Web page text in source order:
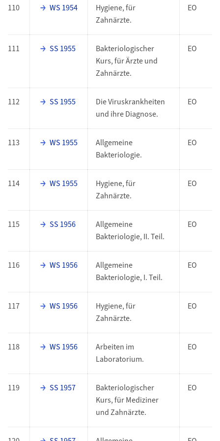
110 WS 1954
Hygiene, für
Zahnärzte.
EO
111 SS 1955
Bakteriologischer
Kurs, für Ärzte und
Zahnärzte.
EO
112 SS 1955
Die Viruskrankheiten
und ihre Diagnose.
EO
113 WS 1955
Allgemeine
Bakteriologie.
EO
114 WS 1955
Hygiene, für
Zahnärzte.
EO
115 SS 1956
Allgemeine
Bakteriologie, II. Teil.
EO
116 WS 1956
Allgemeine
Bakteriologie, I. Teil.
EO
117 WS 1956
Hygiene, für
Zahnärzte.
EO
118 WS 1956
Arbeiten im
Laboratorium.
EO
119 SS 1957
Bakteriologischer
Kurs, für Mediziner
und Zahnärzte.
EO